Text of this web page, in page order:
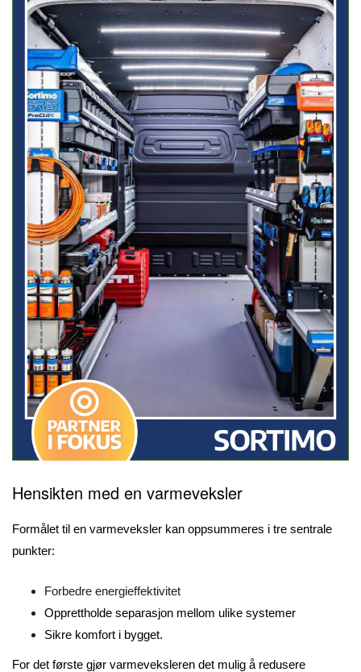
Hensikten med en varmeveksler
Formålet til en varmeveksler kan oppsummeres i tre sentrale
punkter:
Forbedre energieffektivitet
Opprettholde separasjon mellom ulike systemer
Sikre komfort i bygget.
For det første gjør varmeveksleren det mulig å redusere